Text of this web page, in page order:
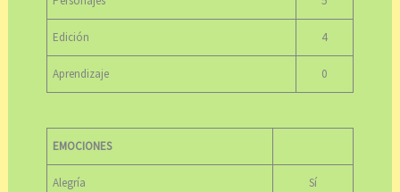
Edición 4
Aprendizaje 0
EMOCIONES
Alegría Sí